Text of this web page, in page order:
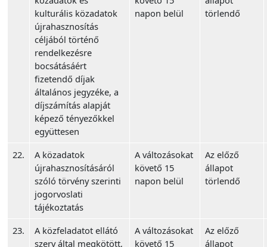
kulturális közadatok
újrahasznosítás
céljából történő
rendelkezésre
bocsátásáért
fizetendő díjak
általános jegyzéke, a
díjszámítás alapját
képező tényezőkkel
együttesen
napon belül
törlendő
22.
A közadatok
újrahasznosításáról
szóló törvény szerinti
jogorvoslati
tájékoztatás
A változásokat
követő 15
napon belül
Az előző
állapot
törlendő
23.
A közfeladatot ellátó
szerv által megkötött,
A változásokat
követő 15
Az előző
állapot